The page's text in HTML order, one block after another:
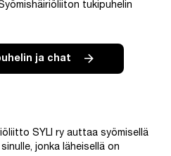
tukipuhelin
ja chat
SYLI ry auttaa syömisellä
jonka läheisellä on